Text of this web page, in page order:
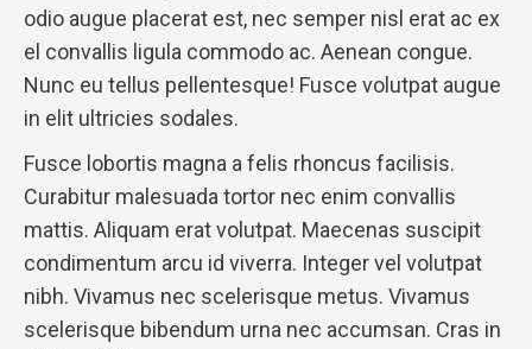
odio augue placerat est, nec semper nisl erat ac ex
el convallis ligula commodo ac. Aenean congue.
Nunc eu tellus pellentesque! Fusce volutpat augue
in elit ultricies sodales.
Fusce lobortis magna a felis rhoncus facilisis.
Curabitur malesuada tortor nec enim convallis
mattis. Aliquam erat volutpat. Maecenas suscipit
condimentum arcu id viverra. Integer vel volutpat
nibh. Vivamus nec scelerisque metus. Vivamus
scelerisque bibendum urna nec accumsan. Cras in